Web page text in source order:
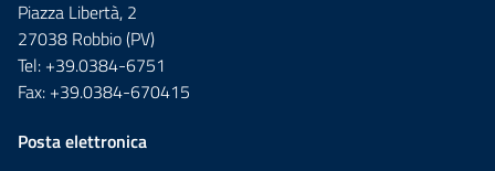
Piazza Libertà, 2
27038 Robbio (PV)
Tel: +39.0384-6751
Fax: +39.0384-670415
Posta elettronica